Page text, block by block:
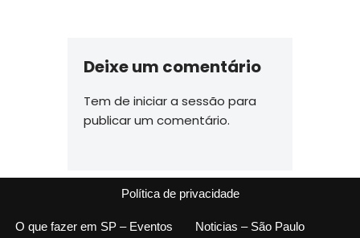
Deixe um comentário
Tem de iniciar a sessão para
publicar um comentário.
Política de privacidade
O que fazer em SP – Eventos
Noticias – São Paulo